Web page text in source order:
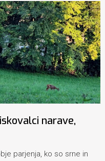
narave,
parjenja, ko so srne in